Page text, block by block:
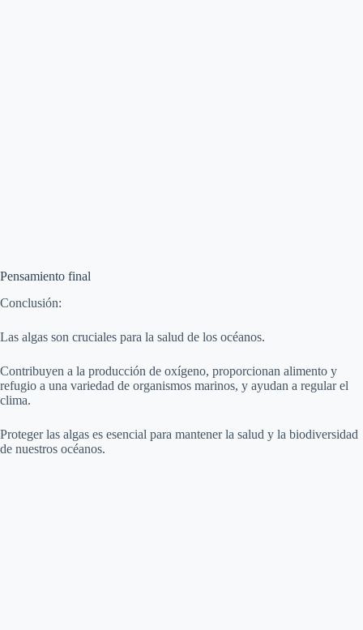
Pensamiento final
Conclusión:
Las algas son cruciales para la salud de los océanos.
Contribuyen a la producción de oxígeno, proporcionan alimento y
refugio a una variedad de organismos marinos, y ayudan a regular el
clima.
Proteger las algas es esencial para mantener la salud y la biodiversidad
de nuestros océanos.